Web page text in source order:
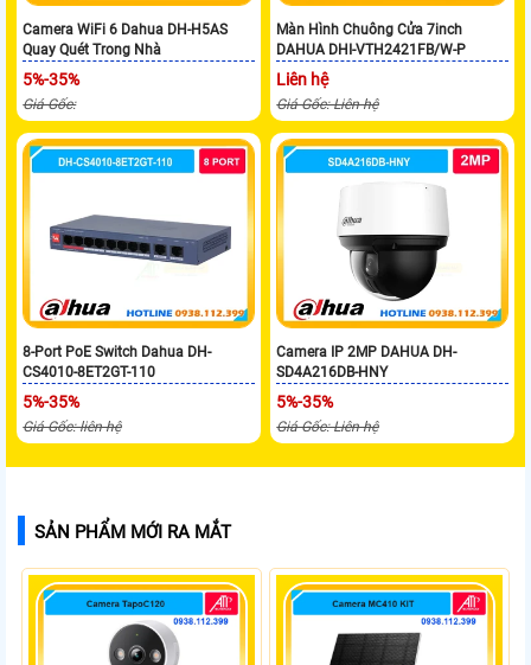
Camera WiFi 6 Dahua DH-H5AS
Quay Quét Trong Nhà
5%-35%
Giá Gốc:
Màn Hình Chuông Cửa 7inch
DAHUA DHI-VTH2421FB/W-P
Liên hệ
Giá Gốc: Liên hệ
8-Port PoE Switch Dahua DH-
CS4010-8ET2GT-110
5%-35%
Giá Gốc: liên hệ
Camera IP 2MP DAHUA DH-
SD4A216DB-HNY
5%-35%
Giá Gốc: Liên hệ
SẢN PHẨM MỚI RA MẮT